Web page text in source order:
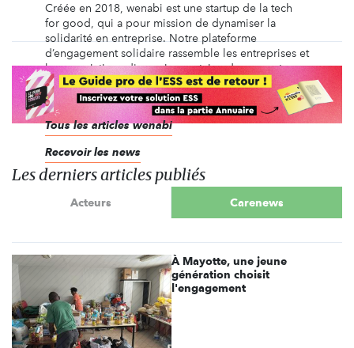
Créée en 2018, wenabi est une startup de la tech
for good, qui a pour mission de dynamiser la
solidarité en entreprise. Notre plateforme
d’engagement solidaire rassemble les entreprises et
les associations d'une cinquantaine de pays, et
permet aux collaborateurs de s'engager sur des
missions ...
Tous les articles wenabi
Recevoir les news
Les derniers articles publiés
Acteurs Carenews
À Mayotte, une jeune
génération choisit
l'engagement